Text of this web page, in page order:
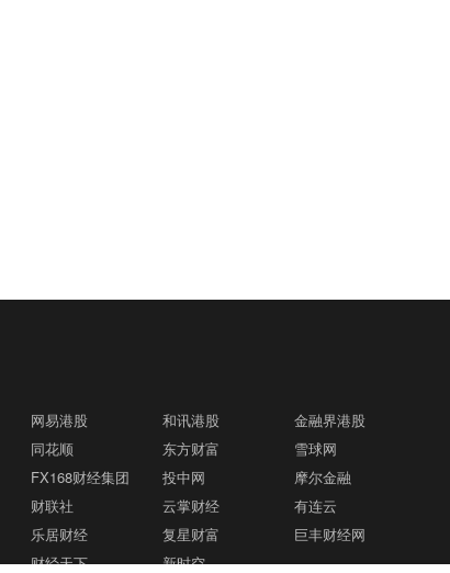
网易港股 和讯港股
金融界港股
同花顺 东方财富
雪球网
FX168财经集团 投中网
摩尔金融
财联社 云掌财经
有连云
乐居财经 复星财富
巨丰财经网
财经天下 新时空